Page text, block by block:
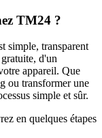
TM24 ?
simple, transparent
d'un
appareil. Que
ou transformer une
simple et sûr.
en quelques étapes